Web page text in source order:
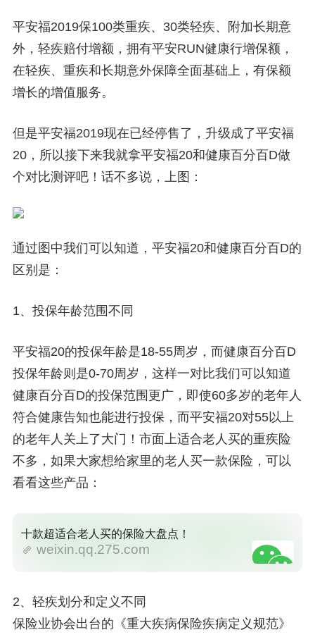
平安福2019保100类重疾、30类轻疾、附加长期意
外，轻疾赔付增额，拥有平安RUN健康行增保额，
在轻疾、重疾和长期意外保障全面基础上，有保额
增长的增值服务。
但是平安福2019现在已经停售了，升级成了平安福
20，所以接下来我就拿平安福20和健康百分百D做
个对比测评吧！话不多说，上图：
通过图中我们可以知道，平安福20和健康百分百D的
区别是：
1、投保年龄范围不同
平安福20的投保年龄是18-55周岁，而健康百分百D
投保年龄则是0-70周岁，这样一对比我们可以知道
健康百分百D的投保范围更广，即使60多岁的老年人
符合健康告知也能进行投保，而平安福20对55以上
的老年人关上了大门！市面上适合老人买的重疾险
不多，如果大家想给家里的老人买一款保险，可以
看看这些产品：
十款超适合老人买的保险大盘点！
weixin.qq.275.com
2、轻疾划分和定义不同
保险业协会出台的《重大疾病保险疾病定义规范》